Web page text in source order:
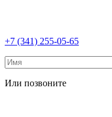
+7 (341) 255-05-65
Или позвоните